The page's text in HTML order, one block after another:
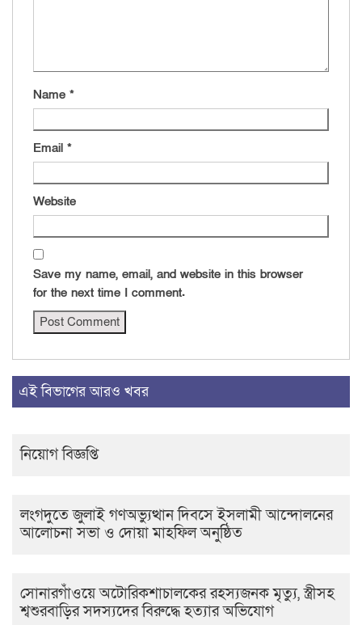
Name *
Email *
Website
Save my name, email, and website in this browser
for the next time I comment.
এই বিভাগের আরও খবর
নিয়োগ বিজ্ঞপ্তি
লংগদুতে জুলাই গণঅভ্যুত্থান দিবসে ইসলামী আন্দোলনের
আলোচনা সভা ও দোয়া মাহফিল অনুষ্ঠিত
সোনারগাঁওয়ে অটোরিকশাচালকের রহস্যজনক মৃত্যু, স্ত্রীসহ
শ্বশুরবাড়ির সদস্যদের বিরুদ্ধে হত্যার অভিযোগ